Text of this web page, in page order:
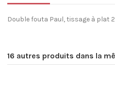
Double fouta Paul, tissage à plat
16 autres produits dans la